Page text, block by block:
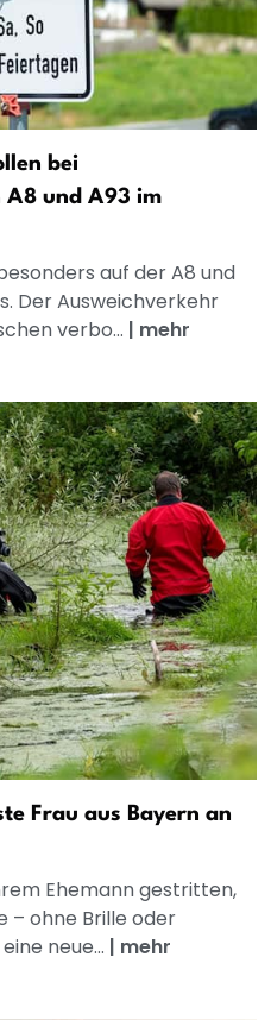
bei
A8 und A93 im
auf der A8 und
Der Ausweichverkehr
verbo... | mehr
Frau aus Bayern an
Ehemann gestritten,
– ohne Brille oder
neue... | mehr